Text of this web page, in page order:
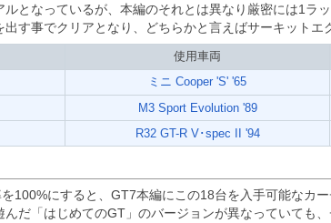
となっているが、本編のそれとは異なり厳密には1ラッ
す事でクリアとなり、どちらかと言えばサーキットエ
使用車両
ミニ Cooper 'S' '65
M3 Sport Evolution '89
R32 GT-R V･spec II '94
100%にすると、GT7本編にこの18台を入手可能なカー
だ「はじめてのGT」のバージョンが異なっていても、